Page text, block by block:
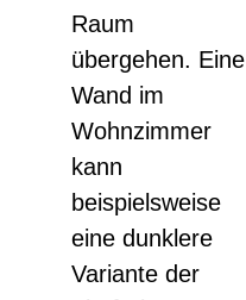
Raum
übergehen. Eine
Wand im
Wohnzimmer
kann
beispielsweise
eine dunklere
Variante der